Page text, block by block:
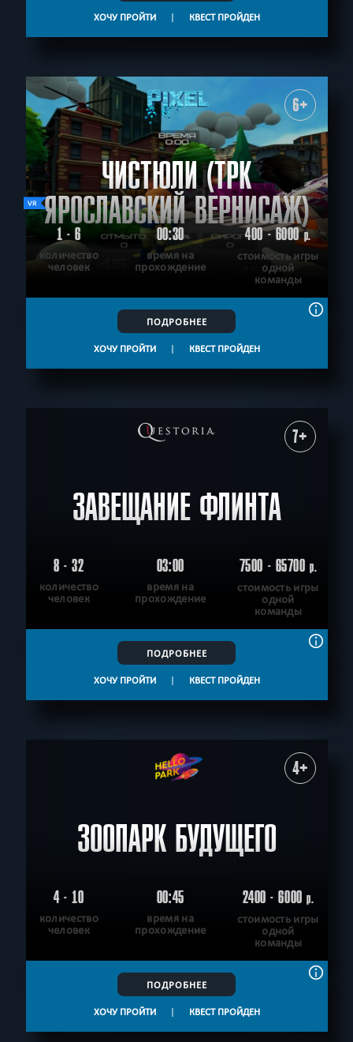
ХОЧУ ПРОЙТИ | КВЕСТ ПРОЙДЕН
6+
ЧИСТЮЛИ (ТРК
ЯРОСЛАВСКИЙ ВЕРНИСАЖ)
1 - 6
количество
человек
00:30
время на
прохождение
400 - 6000р.
стоимость игры
одной
команды
ПОДРОБНЕЕ
ХОЧУ ПРОЙТИ | КВЕСТ ПРОЙДЕН
7+
ЗАВЕЩАНИЕ ФЛИНТА
8 - 32
количество
человек
03:00
время на
прохождение
7500 - 65700р.
стоимость игры
одной
команды
ПОДРОБНЕЕ
ХОЧУ ПРОЙТИ | КВЕСТ ПРОЙДЕН
4+
ЗООПАРК БУДУЩЕГО
4 - 10
количество
человек
00:45
время на
прохождение
2400 - 6000р.
стоимость игры
одной
команды
ПОДРОБНЕЕ
ХОЧУ ПРОЙТИ | КВЕСТ ПРОЙДЕН